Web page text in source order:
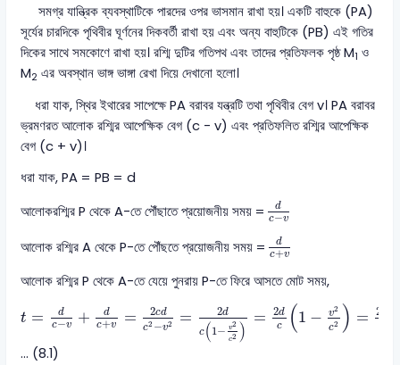
সমগ্র যান্ত্রিক ব্যবস্থাটিকে পারদের ওপর ভাসমান রাখা হয়। একটি বাহুকে (PA)
সূর্যের চারদিকে পৃথিবীর ঘূর্ণনের দিকবর্তী রাখা হয় এবং অন্য বাহুটিকে (PB) এই গতির
দিকের সাথে সমকোণে রাখা হয়। রশ্মি দুটির গতিপথ এবং তাদের প্রতিফলক পৃষ্ঠ M1 ও
M2 এর অবস্থান ভাঙ্গ ভাঙ্গা রেখা দিয়ে দেখানো হলো।
ধরা যাক, স্থির ইথারের সাপেক্ষে PA বরাবর যন্ত্রটি তথা পৃথিবীর বেগ v। PA বরাবর
ভ্রমণরত আলোক রশ্মির আপেক্ষিক বেগ (c - v) এবং প্রতিফলিত রশ্মির আপেক্ষিক
বেগ (c + v)।
ধরা যাক, PA = PB = d
আলোকরশ্মির P থেকে A-তে পৌঁছাতে প্রয়োজনীয় সময় =
d
c−v
dc
আলোক রশ্মির A থেকে P-তে পৌঁছতে প্রয়োজনীয় সময় =
d
c+v
dc
আলোক রশ্মির P থেকে A-তে যেয়ে পুনরায় P-তে ফিরে আসতে মোট সময়,
t =
d
c−v +
d
c+v = 2cd
c2 −v2 = 2d
c(1 − v2
c2 )
= 2d
c
(1 − v2
c2 ) = 2
− c 2c d 2= 1−v 2 = 2 (1
… (8.1)